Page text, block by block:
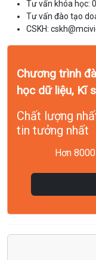
Tư vấn khóa học:
Tư vấn đào tạo
CSKH:
Chương trình
học dữ liệu, Kĩ
Chất lượng
tin tưởng nhất
Hơn